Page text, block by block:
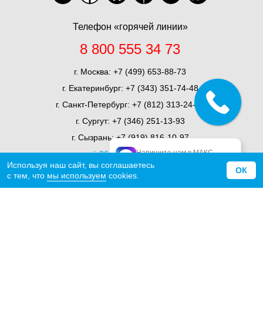
О компании
Телефон «горячей линии»
8 800 555 34 73
г. Москва: +7 (499) 653-88-73
г. Екатеринбург: +7 (343) 351-74-48
г. Санкт-Петербург: +7 (812) 313-24-71
г. Сургут: +7 (346) 251-13-93
г. Сызрань:+7 (919) 816-10-97
ещё 36 представительств
Напишите нам в МАКС
официальный МАКС
Используя наш сайт, вы соглашаетесь
с тем, что мы используем cookies.
ОК